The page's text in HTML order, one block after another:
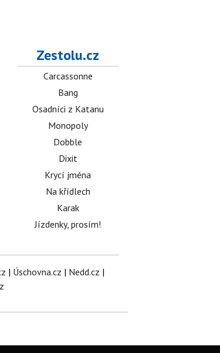
Zestolu.cz
Carcassonne
Bang
Osadníci z Katanu
Monopoly
Dobble
Dixit
Krycí jména
Na křídlech
Karak
Jízdenky, prosím!
| Úschovna.cz | Nedd.cz |